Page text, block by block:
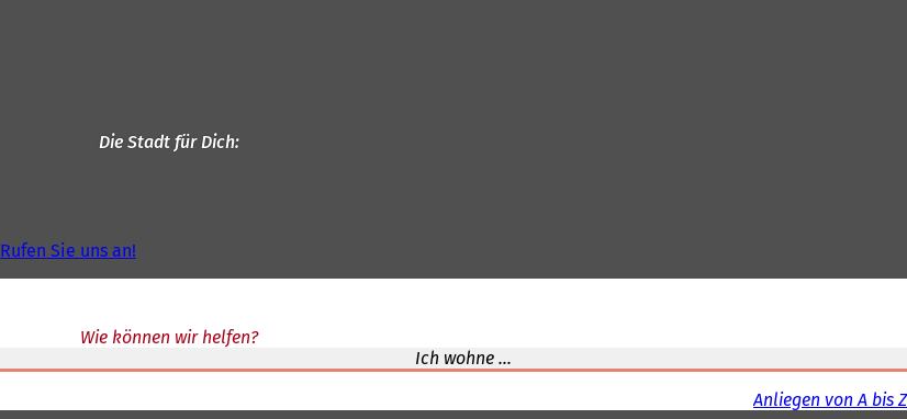
Die Stadt für Dich
Rufen Sie uns an!
Wie können wir helfen?
Ich wohne ...
Anliegen von A bis Z